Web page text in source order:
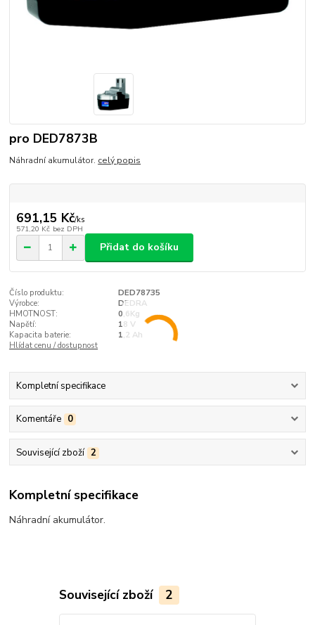
pro DED7873B
Náhradní akumulátor. celý popis
691,15 Kč/ks
571,20 Kč bez DPH
Přidat do košíku
Číslo produktu:
DED78735
Výrobce:
DEDRA
HMOTNOST:
0,6Kg
Napětí:
18 V
Kapacita baterie:
1,2 Ah
Hlídat cenu / dostupnost
Kompletní specifikace
Komentáře 0
Související zboží 2
Kompletní specifikace
Náhradní akumulátor.
Související zboží 2